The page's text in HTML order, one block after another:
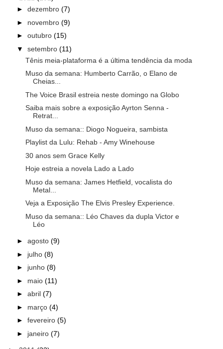
► dezembro (7)
► novembro (9)
► outubro (15)
▼ setembro (11)
Tênis meia-plataforma é a última tendência da moda
Muso da semana: Humberto Carrão, o Elano de
Cheias...
The Voice Brasil estreia neste domingo na Globo
Saiba mais sobre a exposição Ayrton Senna -
Retrat...
Muso da semana:: Diogo Nogueira, sambista
Playlist da Lulu: Rehab - Amy Winehouse
30 anos sem Grace Kelly
Hoje estreia a novela Lado a Lado
Muso da semana: James Hetfield, vocalista do
Metal...
Veja a Exposição The Elvis Presley Experience.
Muso da semana:: Léo Chaves da dupla Victor e
Léo
► agosto (9)
► julho (8)
► junho (8)
► maio (11)
► abril (7)
► março (4)
► fevereiro (5)
► janeiro (7)